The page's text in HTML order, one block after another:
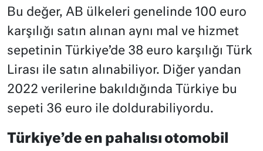
Bu değer, AB ülkeleri genelinde 100 euro
karşılığı satın alınan aynı mal ve hizmet
sepetinin Türkiye’de 38 euro karşılığı Türk
Lirası ile satın alınabiliyor. Diğer yandan
2022 verilerine bakıldığında Türkiye bu
sepeti 36 euro ile doldurabiliyordu.
Türkiye’de en pahalısı otomobil